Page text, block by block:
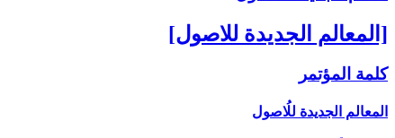
[المعالم الجديدة للاصول‏]
كلمة المؤتمر
المعالم الجديدة للُاصول‏